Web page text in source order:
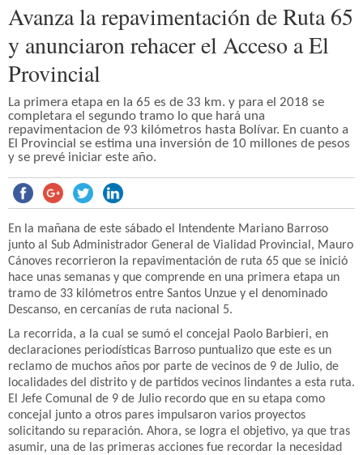
Avanza la repavimentación de Ruta 65
y anunciaron rehacer el Acceso a El
Provincial
La primera etapa en la 65 es de 33 km. y para el 2018 se
completara el segundo tramo lo que hará una
repavimentacion de 93 kilómetros hasta Bolívar. En cuanto a
El Provincial se estima una inversión de 10 millones de pesos
y se prevé iniciar este año.
En la mañana de este sábado el Intendente Mariano Barroso
junto al Sub Administrador General de Vialidad Provincial, Mauro
Cánoves recorrieron la repavimentación de ruta 65 que se inició
hace unas semanas y que comprende en una primera etapa un
tramo de 33 kilómetros entre Santos Unzue y el denominado
Descanso, en cercanías de ruta nacional 5.
La recorrida, a la cual se sumó el concejal Paolo Barbieri, en
declaraciones periodísticas Barroso puntualizo que este es un
reclamo de muchos años por parte de vecinos de 9 de Julio, de
localidades del distrito y de partidos vecinos lindantes a esta ruta.
El Jefe Comunal de 9 de Julio recordo que en su etapa como
concejal junto a otros pares impulsaron varios proyectos
solicitando su reparación. Ahora, se logra el objetivo, ya que tras
asumir, una de las primeras acciones fue recordar la necesidad